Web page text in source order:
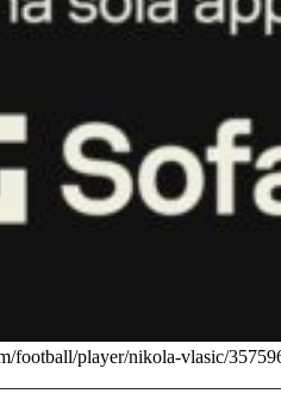
football/player/nikola-vlasic/